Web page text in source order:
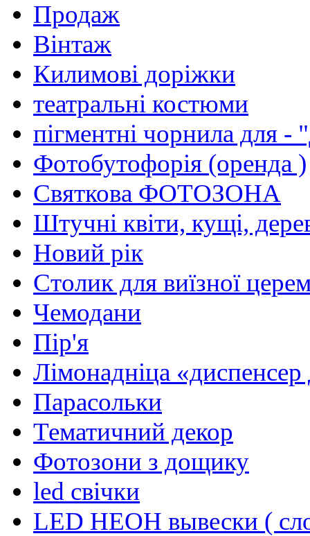
Продаж
Вiнтаж
Килимовi дорiжки
театральнi костюми
пiгментнi чорнила для -
Фотобутофорiя (оренда )
Святкова ФОТОЗОНА
Штучнi квiти, кущi,
Новий рiк
Столик для виїзної
Чемодани
Пір'я
Лiмонаднiца «диспенсер
Парасольки
Тематичний декор
Фотозони з дощику
led свiчки
LED НЕОН вывески (